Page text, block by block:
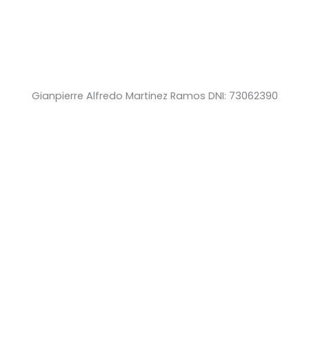
Gianpierre Alfredo Martinez Ramos DNI: 73062390